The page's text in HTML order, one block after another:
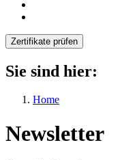
Zertifikate prüfen
Sie sind hier:
Home
Newsletter